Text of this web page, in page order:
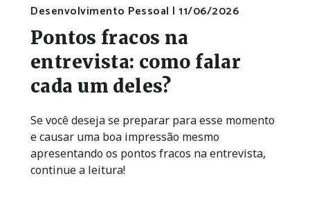
Desenvolvimento Pessoal | 11/06/2026
Pontos fracos na
entrevista: como falar
cada um deles?
Se você deseja se preparar para esse momento
e causar uma boa impressão mesmo
apresentando os pontos fracos na entrevista,
continue a leitura!